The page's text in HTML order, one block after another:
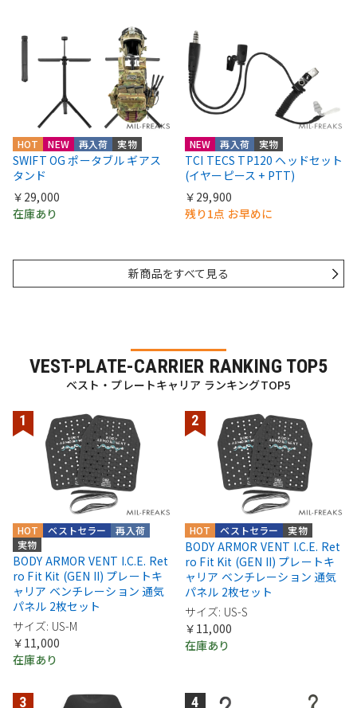
HOT NEW 再入荷 実物
SWIFT OG ポータブル ギアス
タンド
￥29,000
在庫あり
NEW 再入荷 実物
TCI TECS TP120 ヘッドセット
(イヤーピース + PTT)
￥29,900
残り1点 お早めに
新商品をすべて見る
VEST-PLATE-CARRIER RANKING TOP5
ベスト・プレートキャリア ランキングTOP5
実物
再入荷
ベストセラー
HOT
BODY ARMOR VENT I.C.E. Ret
ro Fit Kit (GEN II) プレートキ
ャリア ベンチレーション 通気
パネル 2枚セット
サイズ: US-M
￥11,000
在庫あり
実物
ベストセラー
HOT
BODY ARMOR VENT I.C.E. Ret
ro Fit Kit (GEN II) プレートキ
ャリア ベンチレーション 通気
パネル 2枚セット
サイズ: US-S
￥11,000
在庫あり